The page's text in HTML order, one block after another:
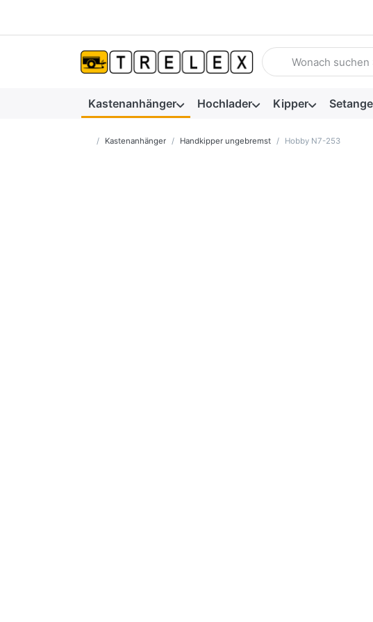
Geben Sie einen
Kastenanhänger Hochlader Kipper
Startseite
Kastenanhänger Handkipper ungebremst Hobby N7-253